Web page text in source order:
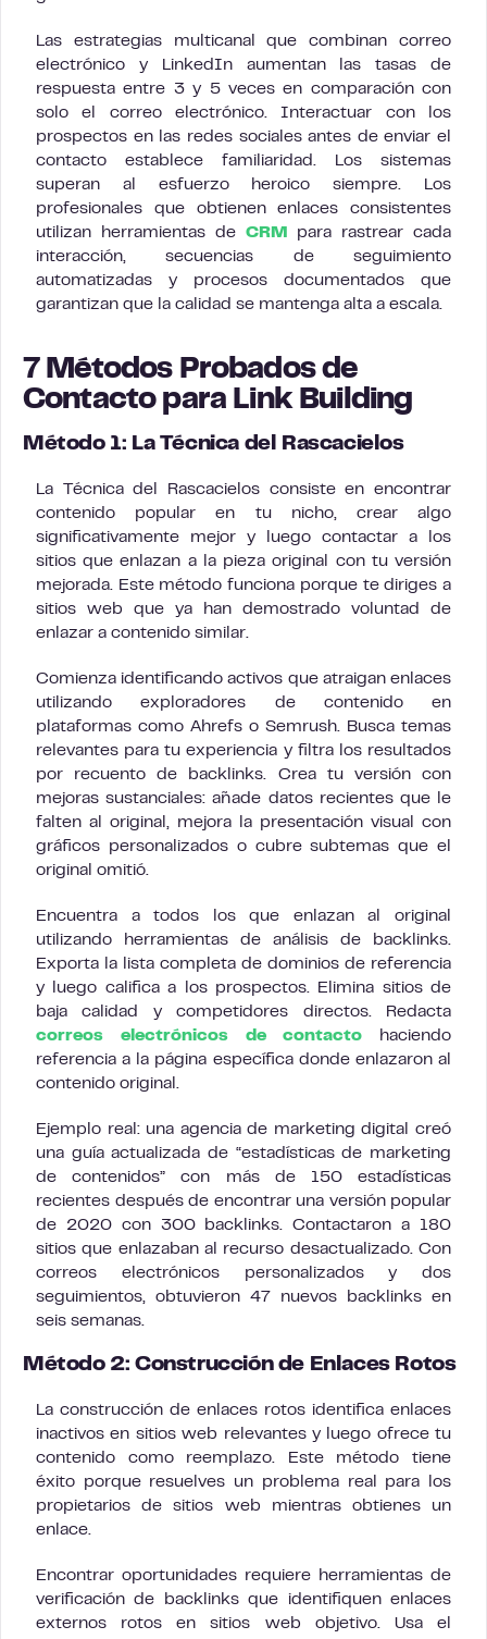
Las estrategias multicanal que combinan correo
electrónico y LinkedIn aumentan las tasas de
respuesta entre 3 y 5 veces en comparación con
solo el correo electrónico. Interactuar con los
prospectos en las redes sociales antes de enviar el
contacto establece familiaridad. Los sistemas
superan al esfuerzo heroico siempre. Los
profesionales que obtienen enlaces consistentes
utilizan herramientas de CRM
para rastrear cada
interacción, secuencias de seguimiento
automatizadas y procesos documentados que
garantizan que la calidad se mantenga alta a escala.
7 Métodos Probados de
Contacto para Link Building
Método 1: La Técnica del Rascacielos
La Técnica del Rascacielos consiste en encontrar
contenido popular en tu nicho, crear algo
significativamente mejor y luego contactar a los
sitios que enlazan a la pieza original con tu versión
mejorada. Este método funciona porque te diriges a
sitios web que ya han demostrado voluntad de
enlazar a contenido similar.
Comienza identificando activos que atraigan enlaces
utilizando exploradores de contenido en
plataformas como Ahrefs o Semrush. Busca temas
relevantes para tu experiencia y filtra los resultados
por recuento de backlinks. Crea tu versión con
mejoras sustanciales: añade datos recientes que le
falten al original, mejora la presentación visual con
gráficos personalizados o cubre subtemas que el
original omitió.
Encuentra a todos los que enlazan al original
utilizando herramientas de análisis de backlinks.
Exporta la lista completa de dominios de referencia
y luego califica a los prospectos. Elimina sitios de
baja calidad y competidores directos. Redacta
correos electrónicos de contacto haciendo
referencia a la página específica donde enlazaron al
contenido original.
Ejemplo real: una agencia de marketing digital creó
una guía actualizada de “estadísticas de marketing
de contenidos” con más de 150 estadísticas
recientes después de encontrar una versión popular
de 2020 con 300 backlinks. Contactaron a 180
sitios que enlazaban al recurso desactualizado. Con
correos electrónicos personalizados y dos
seguimientos, obtuvieron 47 nuevos backlinks en
seis semanas.
Método 2: Construcción de Enlaces Rotos
La construcción de enlaces rotos identifica enlaces
inactivos en sitios web relevantes y luego ofrece tu
contenido como reemplazo. Este método tiene
éxito porque resuelves un problema real para los
propietarios de sitios web mientras obtienes un
enlace.
Encontrar oportunidades requiere herramientas de
verificación de backlinks que identifiquen enlaces
externos rotos en sitios web objetivo. Usa el